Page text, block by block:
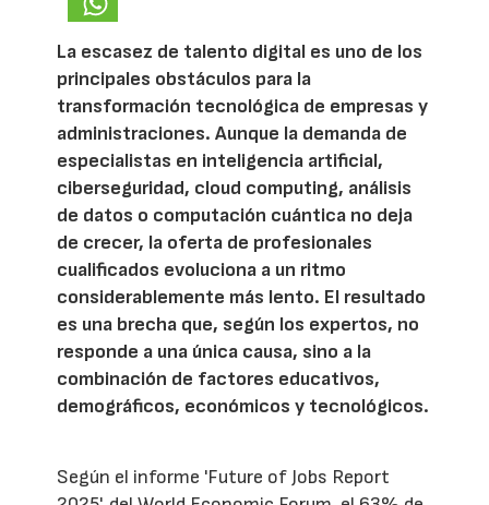
La escasez de talento digital es uno de los
principales obstáculos para la
transformación tecnológica de empresas y
administraciones. Aunque la demanda de
especialistas en inteligencia artificial,
ciberseguridad, cloud computing, análisis
de datos o computación cuántica no deja
de crecer, la oferta de profesionales
cualificados evoluciona a un ritmo
considerablemente más lento. El resultado
es una brecha que, según los expertos, no
responde a una única causa, sino a la
combinación de factores educativos,
demográficos, económicos y tecnológicos.
Según el informe 'Future of Jobs Report